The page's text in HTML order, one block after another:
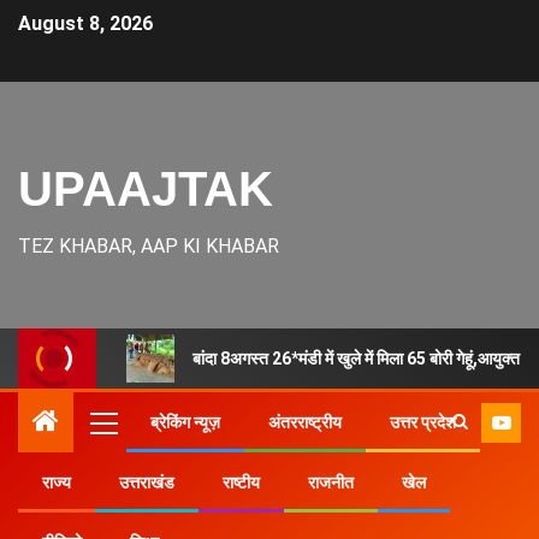
August 8, 2026
UPAAJTAK
TEZ KHABAR, AAP KI KHABAR
बांदा 8अगस्त 26*मंडी में खुले में मिला 65 बोरी गेहूं,आयुक्त ने
ब्रेकिंग न्यूज़ अंतरराष्ट्रीय उत्तर प्रदेश
राज्य उत्तराखंड राष्टीय राजनीत खेल